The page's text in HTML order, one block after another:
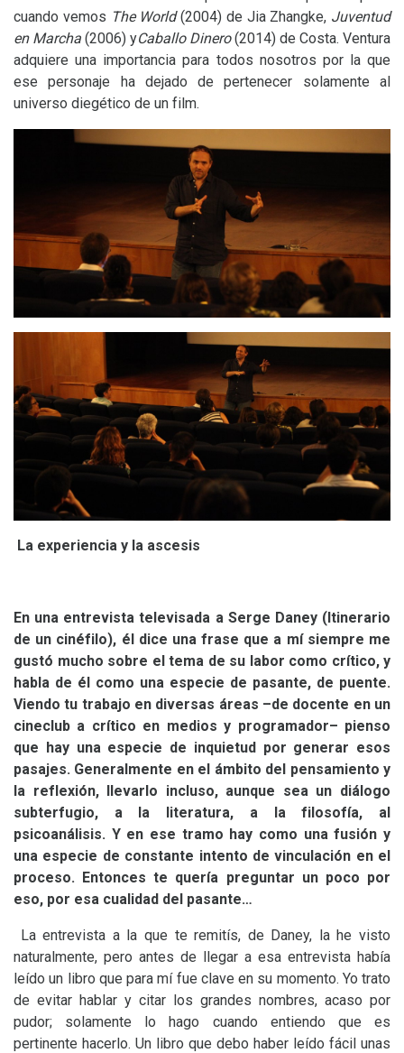
cuando vemos The World(2004) de Jia Zhangke, Juventud
en Marcha (2006) yCaballo Dinero(2014) de Costa. Ventura
adquiere una importancia para todos nosotros por la que
ese personaje ha dejado de pertenecer solamente al
universo diegético de un film.
La experiencia y la ascesis
En una entrevista televisada a Serge Daney (Itinerario
de un cinéfilo), él dice una frase que a mí siempre me
gustó mucho sobre el tema de su labor como crítico, y
habla de él como una especie de pasante, de puente.
Viendo tu trabajo en diversas áreas –de docente en un
cineclub a crítico en medios y programador– pienso
que hay una especie de inquietud por generar esos
pasajes. Generalmente en el ámbito del pensamiento y
la reflexión, llevarlo incluso, aunque sea un diálogo
subterfugio, a la literatura, a la filosofía, al
psicoanálisis. Y en ese tramo hay como una fusión y
una especie de constante intento de vinculación en el
proceso. Entonces te quería preguntar un poco por
eso, por esa cualidad del pasante…
La entrevista a la que te remitís, de Daney, la he visto
naturalmente, pero antes de llegar a esa entrevista había
leído un libro que para mí fue clave en su momento. Yo trato
de evitar hablar y citar los grandes nombres, acaso por
pudor; solamente lo hago cuando entiendo que es
pertinente hacerlo. Un libro que debo haber leído fácil unas